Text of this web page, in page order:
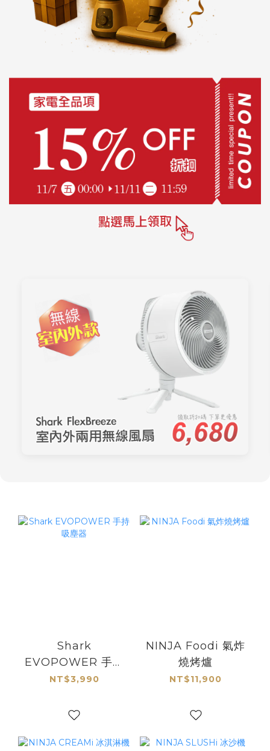
Shark
EVOPOWER 手持
吸塵器
NT$3,990
NINJA Foodi 氣炸
燒烤爐
NT$11,900